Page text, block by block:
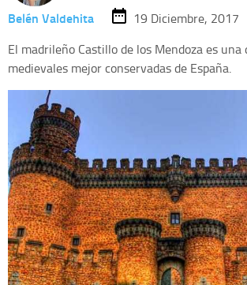
Belén Valdehita
19 Diciembre, 2017
El madrileño Castillo de los Mendoza es
medievales mejor conservadas de España.